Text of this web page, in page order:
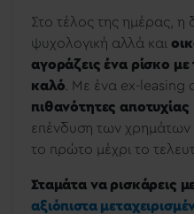
Στο τέλος της ημέρας, η
ψυχολογική αλλά και
αγοράζεις ένα ρίσκο με
καλό . Με ένα ex-leasing
πιθανότητες αποτυχίας
επένδυση των χρημάτων
το πρώτο μέχρι το
Σταμάτα να ρισκάρεις
αξιόπιστα